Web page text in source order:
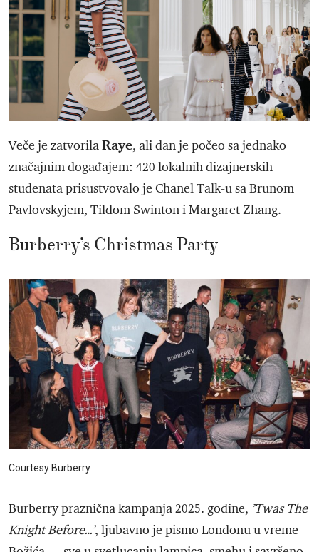
Veče je zatvorilaRaye, ali dan je počeo sa jednako
značajnim događajem: 420 lokalnih dizajnerskih
studenata prisustvovalo je Chanel Talk-u sa Brunom
Pavlovskyjem, Tildom Swinton i Margaret Zhang.
Burberry’s Christmas Party
Courtesy Burberry
Burberry praznična kampanja 2025. godine, ’Twas The
Knight Before…’, ljubavno je pismo Londonu u vreme